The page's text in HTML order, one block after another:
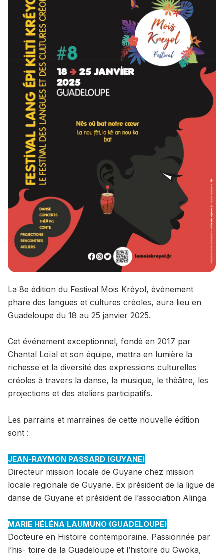
La 8e édition du Festival Mois Kréyol, événement
phare des langues et cultures créoles, aura lieu en
Guadeloupe du 18 au 25 janvier 2025.
Cet événement exceptionnel, fondé en 2017 par
Chantal Loïal et son équipe, mettra en lumière la
richesse et la diversité des expressions culturelles
créoles à travers la danse, la musique, le théâtre, les
projections et des ateliers participatifs.
Les parrains et marraines de cette nouvelle édition
sont :
JEAN-RAYMON PASSARD (GUYANE)
Directeur mission locale de Guyane chez mission
locale regionale de Guyane. Ex président de la ligue de
danse de Guyane et président de l’association Alinga
MARIE HÉLÉNA LAUMUNO (GUADELOUPE)
Docteure en Histoire contemporaine. Passionnée par
l’his- toire de la Guadeloupe et l’histoire du Gwoka,